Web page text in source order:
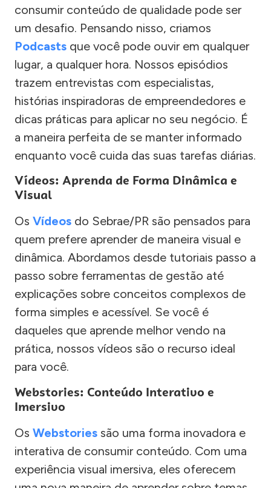
consumir conteúdo de qualidade pode ser
um desafio. Pensando nisso, criamos
Podcasts que você pode ouvir em qualquer
lugar, a qualquer hora. Nossos episódios
trazem entrevistas com especialistas,
histórias inspiradoras de empreendedores e
dicas práticas para aplicar no seu negócio. É
a maneira perfeita de se manter informado
enquanto você cuida das suas tarefas diárias.
Vídeos: Aprenda de Forma Dinâmica e
Visual
Os Vídeos do Sebrae/PR são pensados para
quem prefere aprender de maneira visual e
dinâmica. Abordamos desde tutoriais passo a
passo sobre ferramentas de gestão até
explicações sobre conceitos complexos de
forma simples e acessível. Se você é
daqueles que aprende melhor vendo na
prática, nossos vídeos são o recurso ideal
para você.
Webstories: Conteúdo Interativo e
Imersivo
Os Webstories são uma forma inovadora e
interativa de consumir conteúdo. Com uma
experiência visual imersiva, eles oferecem